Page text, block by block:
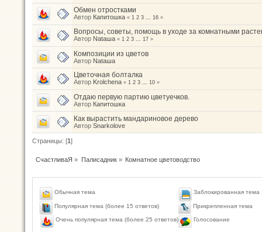
Обмен отростками
Автор Капитошка « 1 2 3 ... 16 »
Вопросы, советы, помощь в уходе за комнатными
Автор Nataшa « 1 2 3 ... 17 »
Композиции из цветов
Автор Nataшa
Цветочная болталка
Автор Krolchena « 1 2 3 ... 10 »
Отдаю первую партию цветуечков.
Автор Капитошка
Как вырастить мандариновое дерево
Автор Snarkolove
Страницы: [1]
СчастливаЯ » Палисадник» Комнатное цветоводство
Обычная тема
Популярная тема (более 15 ответов)
Очень популярная тема (более 25 ответов)
Заблокированная тема
Прикрепленная тема
Голосование